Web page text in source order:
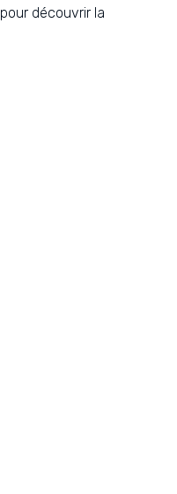
pour découvrir la